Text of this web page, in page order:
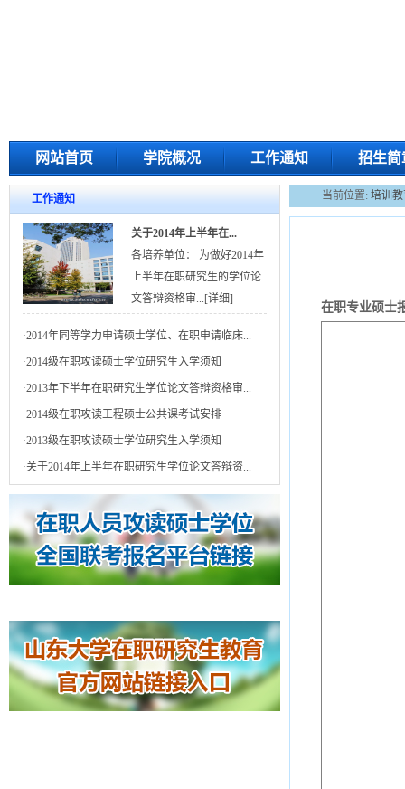
网站首页 学院概况 工作通知 招生简
工作通知
关于2014年上半年在...
各培养单位： 为做好2014年
上半年在职研究生的学位论
文答辩资格审... [详细]
·2014年同等学力申请硕士学位、在职申请临床...
·2014级在职攻读硕士学位研究生入学须知
·2013年下半年在职研究生学位论文答辩资格审...
·2014级在职攻读工程硕士公共课考试安排
·2013级在职攻读硕士学位研究生入学须知
·关于2014年上半年在职研究生学位论文答辩资...
当前位置: 培训
在职专业硕士